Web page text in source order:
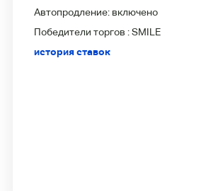
Автопродление: включено
Победители торгов :SMILE
история ставок